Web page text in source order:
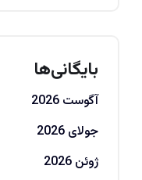
بایگانی‌ها
آگوست 2026
جولای 2026
ژوئن 2026